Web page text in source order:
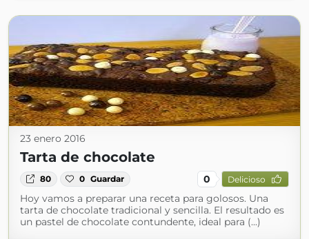
23 enero 2016
Tarta de chocolate
80 0 Guardar 0 Delicioso
Hoy vamos a preparar una receta para golosos. Una
tarta de chocolate tradicional y sencilla. El resultado es
un pastel de chocolate contundente, ideal para (...)